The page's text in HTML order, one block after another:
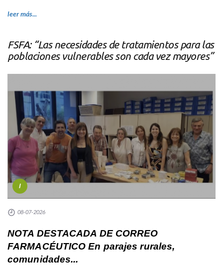
leer más...
FSFA: “Las necesidades de tratamientos para las
poblaciones vulnerables son cada vez mayores”
I
08-07-2026
NOTA DESTACADA DE CORREO
FARMACÉUTICO En parajes rurales,
comunidades...